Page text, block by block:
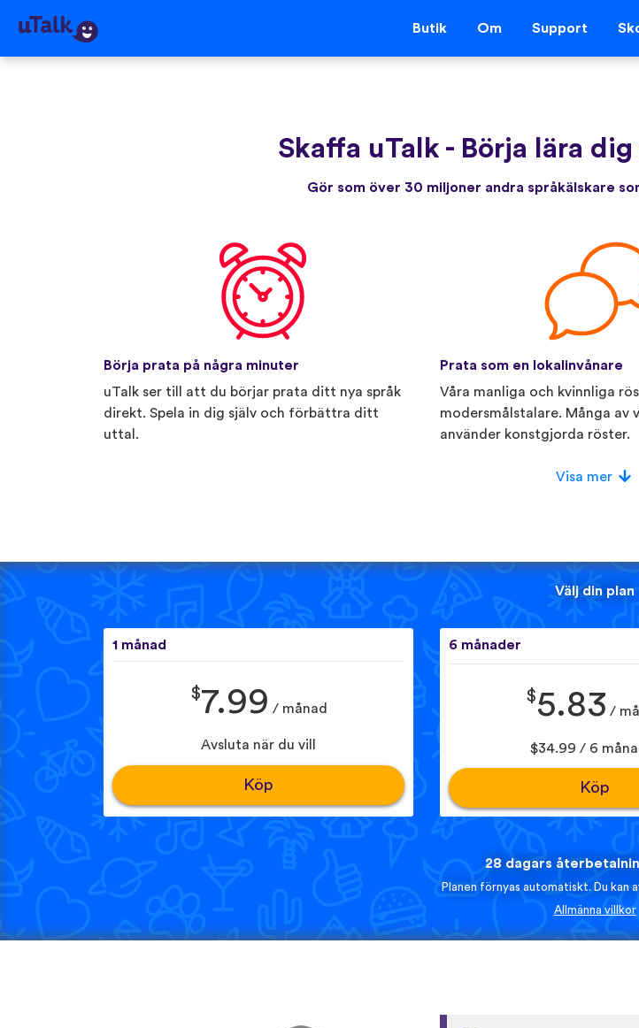
Butik Om Support
Skaffa uTalk - Börja lära
Gör som över 30 miljoner andra språkälskare
Börja prata på några minuter
uTalk ser till att du börjar prata ditt nya språk
direkt. Spela in dig själv och förbättra ditt
uttal.
Prata som en lokalinvånare
Våra manliga och kvinnliga
modersmålstalare. Många av
använder konstgjorda röster.
Visa mer
Välj din plan
1 månad
$7.99 / månad
Avsluta när du vill
Köp
6 månader
$5.83 /
$34.99 / 6
Köp
28 dagars
Planen förnyas automatiskt. Du kan
Allmänna villkor